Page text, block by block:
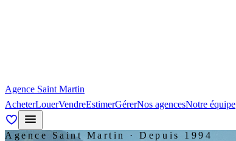
Agence Saint Martin
AcheterLouerVendreEstimerGérerNos agencesNotre équipe
Agence Saint Martin · Depuis 1994